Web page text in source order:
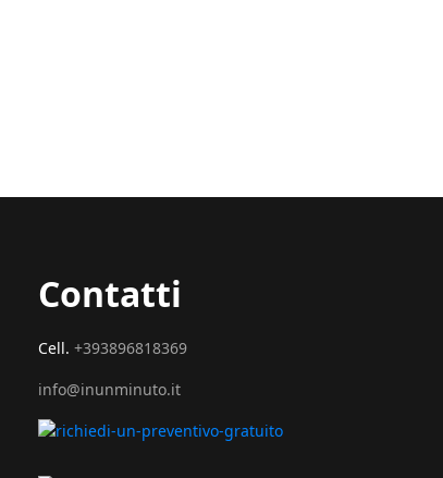
Contatti
Cell. +393896818369
info@inunminuto.it